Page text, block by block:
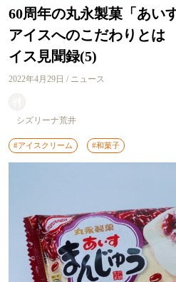
60周年の丸永製菓「あい
アイスへのこだわりと
イス見聞録(5)
2022年4月29日 / ニュース
シズリーナ荒井
#アイスクリーム #和菓子